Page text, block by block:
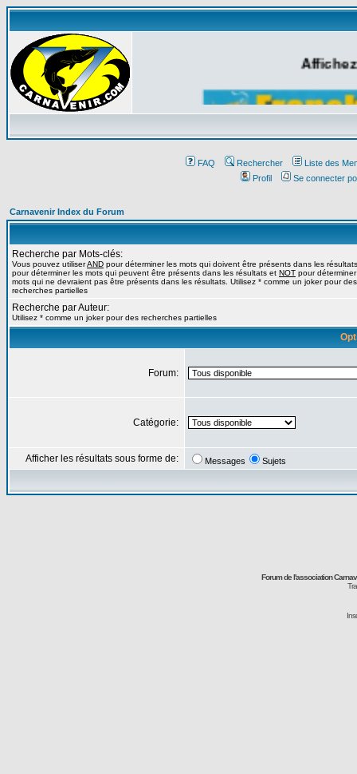
FAQ Rechercher
Liste des
Profil
Se connecter
Carnavenir Index du Forum
Recherche par Mots-clés:
Vous pouvez utiliserAND pour déterminer les mots qui doivent être présents dans les
pour déterminer les mots qui peuvent être présents dans les résultats et NOT pour
mots qui ne devraient pas être présents dans les résultats. Utilisez * comme un joker pour des
recherches partielles
Recherche par Auteur:
Utilisez * comme un joker pour des recherches partielles
Forum:
Catégorie:
Afficher les résultats sous forme de: Messages Sujets
Forum de l'association